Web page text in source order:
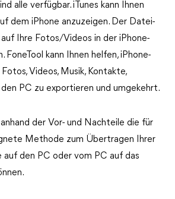
alle verfügbar. iTunes kann Ihnen
dem iPhone anzuzeigen. Der Datei-
auf Ihre Fotos/Videos in der iPhone-
FoneTool kann Ihnen helfen, iPhone-
Videos, Musik, Kontakte,
den PC zu exportieren und umgekehrt.
der Vor- und Nachteile die für
Methode zum Übertragen Ihrer
auf den PC oder vom PC auf das